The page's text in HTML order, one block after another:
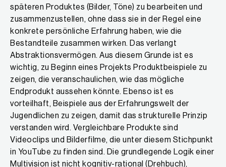
späteren Produktes (Bilder, Töne) zu bearbeiten und
zusammenzustellen, ohne dass sie in der Regel eine
konkrete persönliche Erfahrung haben, wie die
Bestandteile zusammen wirken. Das verlangt
Abstraktionsvermögen. Aus diesem Grunde ist es
wichtig, zu Beginn eines Projekts Produktbeispiele zu
zeigen, die veranschaulichen, wie das mögliche
Endprodukt aussehen könnte. Ebenso ist es
vorteilhaft, Beispiele aus der Erfahrungswelt der
Jugendlichen zu zeigen, damit das strukturelle Prinzip
verstanden wird. Vergleichbare Produkte sind
Videoclips und Bilderfilme, die unter diesem Stichpunkt
in YouTube zu finden sind. Die grundlegende Logik einer
Multivision ist nicht kognitiv-rational (Drehbuch),